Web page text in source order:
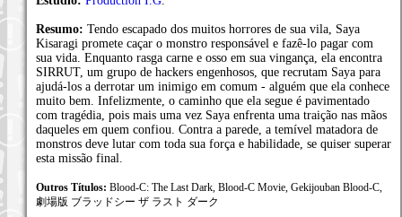
Resumo: Tendo escapado dos muitos horrores de sua vila, Saya
Kisaragi promete caçar o monstro responsável e fazê-lo pagar com
sua vida. Enquanto rasga carne e osso em sua vingança, ela encontra
SIRRUT, um grupo de hackers engenhosos, que recrutam Saya para
ajudá-los a derrotar um inimigo em comum - alguém que ela conhece
muito bem. Infelizmente, o caminho que ela segue é pavimentado
com tragédia, pois mais uma vez Saya enfrenta uma traição nas mãos
daqueles em quem confiou. Contra a parede, a temível matadora de
monstros deve lutar com toda sua força e habilidade, se quiser superar
esta missão final.
Outros Títulos: Blood-C: The Last Dark, Blood-C Movie, Gekijouban Blood-C,
劇場版 ブラッドシー ザ ラスト ダーク